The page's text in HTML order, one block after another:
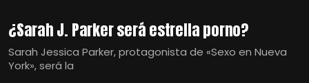
¿Sarah J. Parker será estrella porno?
Sarah Jessica Parker, protagonista de «Sexo en Nueva
York», será la